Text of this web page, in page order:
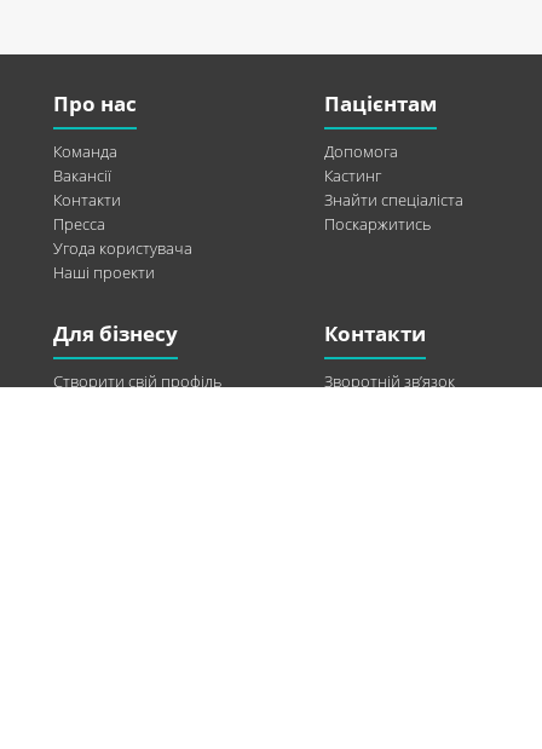
Про нас
Команда
Вакансії
Контакти
Пресса
Угода користувача
Наші проекти
Пацієнтам
Допомога
Кастинг
Знайти спеціаліста
Поскаржитись
Для бізнесу
Створити свій профіль
Контакти
Зворотній зв’язок